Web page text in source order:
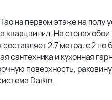
на первом этаже на полу
кварцвинил. На стенах
2,7 метра, с 2 по
сантехника и кухонная
поверхность,
Daikin.